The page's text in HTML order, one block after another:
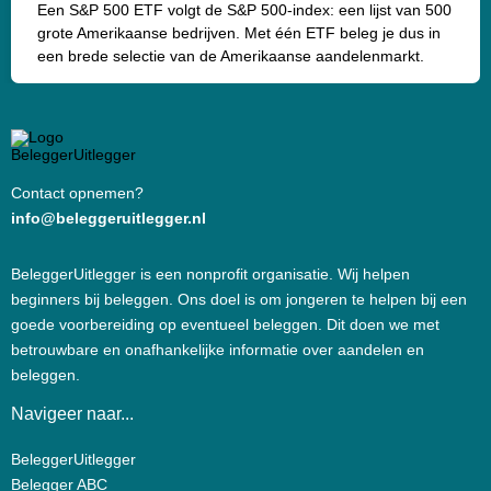
Een S&P 500 ETF volgt de S&P 500-index: een lijst van 500
grote Amerikaanse bedrijven. Met één ETF beleg je dus in
een brede selectie van de Amerikaanse aandelenmarkt.
Contact opnemen?
info@beleggeruitlegger.nl
BeleggerUitlegger is een nonprofit organisatie. Wij helpen
beginners bij beleggen. Ons doel is om jongeren te helpen bij een
goede voorbereiding op eventueel beleggen. Dit doen we met
betrouwbare en onafhankelijke informatie over aandelen en
beleggen.
Navigeer naar...
BeleggerUitlegger
Belegger ABC